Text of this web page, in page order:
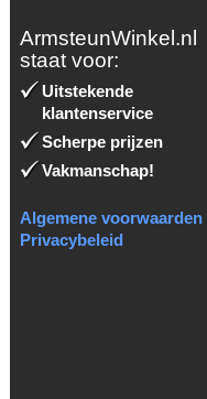
ArmsteunWinkel.nl
staat voor:
Uitstekende
klantenservice
Scherpe prijzen
Vakmanschap!
Algemene voorwaarden
Privacybeleid